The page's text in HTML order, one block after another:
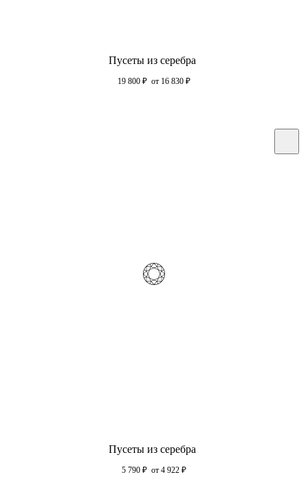
Пусеты из серебра
19 800 ₽ от 16 830 ₽
Пусеты из серебра
5 790 ₽ от 4 922 ₽